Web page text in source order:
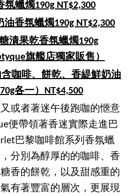
氛蠟燭190g NT$2,300
香氛蠟燭190g NT$2,300
漬果乾香氛蠟燭190g
旗艦店獨家販售）
咖啡、餅乾、香緹鮮奶油
各一）NT$4,500
或者著迷午後跑咖的愜意
便帶領著香迷實際走進巴
巴黎咖啡館系列香氛蠟
分別為醇厚的的咖啡、香
香的餅乾，以及甜感重的
有著豐富的層次，更展現